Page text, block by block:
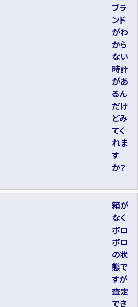
ブラ
ンド
がわ
から
ない
時計
があ
るん
だけ
どみ
てく
れま
す
か？
箱が
なく
ボロ
ボロ
の状
態で
すが
査定
でき